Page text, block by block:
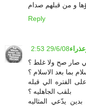
و من قبلهم صدام
Reply
صار صح ولا غلط ؟
بما بعد الاسلام ؟
الفتره الي قبله
بلقب الجاهليه ؟
يدّعي المثاليه